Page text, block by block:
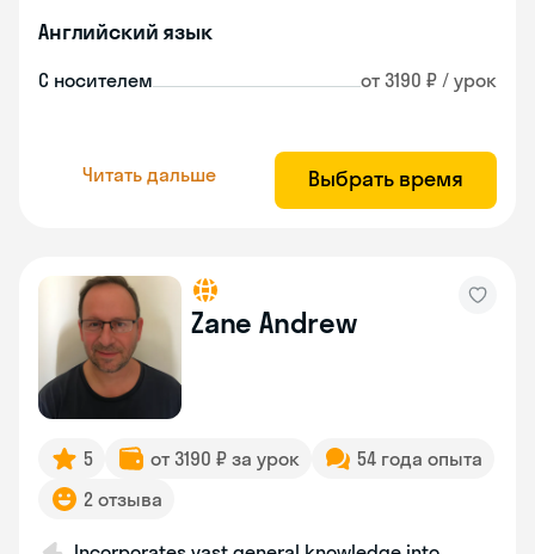
Английский язык
С носителем от 3190 ₽ / урок
Читать дальше Выбрать время
Zane Andrew
5 от 3190 ₽ за урок
54 года опыта
2 отзыва